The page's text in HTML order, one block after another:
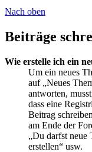
Nach oben
Beiträge
Wie erstelle ich ein
Um ein neues
auf „Neues
antworten,
dass eine
Beitrag
am Ende der
„Du darfst neue
erstellen“ usw.